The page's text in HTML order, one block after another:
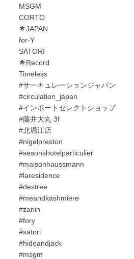
MSGM
CORTO
🌟JAPAN
for-Y
SATORI
🌟Record
Timeless
#サーキュレーションジャパン
#circulation_japan
#インポートセレクトショップ
#藤井大丸 3f
#北堀江店
#nigelpreston
#sesonshotelparticulier
#maisonhaussmann
#laresidence
#destree
#meandkashmiere
#zariin
#fory
#satori
#hideandjack
#msgm